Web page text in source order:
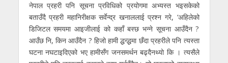
नेपाल प्रहरी पनि सूचना प्रविधिको प्रयोगमा अभ्यस्त भइसकेको
बताउँदै प्रहरी महानिरीक्षक सर्वेन्द्र खनाललाई प्रश्न गरे, ‘अहिलेको
डिजिटल समयमा आइजीलाई को कहाँ बस्छ भन्ने सूचना आउँदैन ?
आउँछ नि, किन आउँदैन ? हिजो हामी द्धन्द्धमा छँदा प्रहरीले पनि त्यस्ता
घटना नघटाइदिएको भए हामीसँग जनसमर्थन बढ्दैनथ्यो कि । त्यसैले